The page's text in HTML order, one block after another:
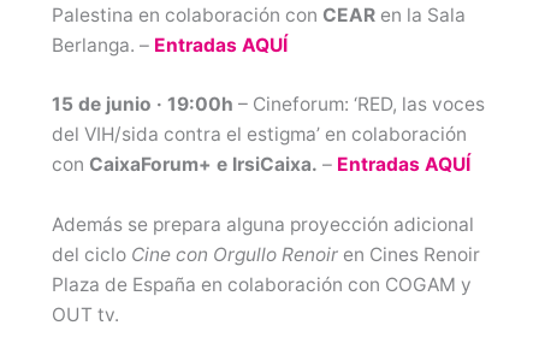
Palestina en colaboración con CEAR en la Sala
Berlanga. – Entradas AQUÍ
15 de junio · 19:00h – Cineforum: ‘RED, las voces
del VIH/sida contra el estigma’ en colaboración
con CaixaForum+ e IrsiCaixa. – Entradas AQUÍ
Además se prepara alguna proyección adicional
del ciclo Cine con Orgullo Renoir en Cines Renoir
Plaza de España en colaboración con COGAM y
OUT tv.